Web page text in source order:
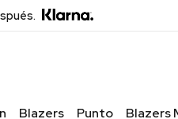
Blazers Punto Blazers